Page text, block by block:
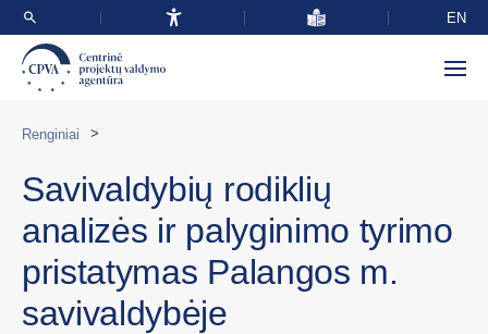
EN
Renginiai >
Savivaldybių rodiklių
analizės ir palyginimo tyrimo
pristatymas Palangos m.
savivaldybėje